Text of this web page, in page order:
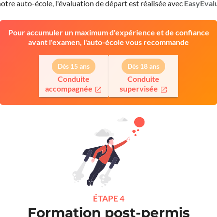
auto-école, l'évaluation de départ est réalisée avec
Pour accumuler un maximum d'expérience et de confiance
avant l'examen, l'auto-école vous recommande
Dès 15 ans
Conduite
accompagnée
Dès 18 ans
Conduite
supervisée
ÉTAPE 4
Formation post-permis